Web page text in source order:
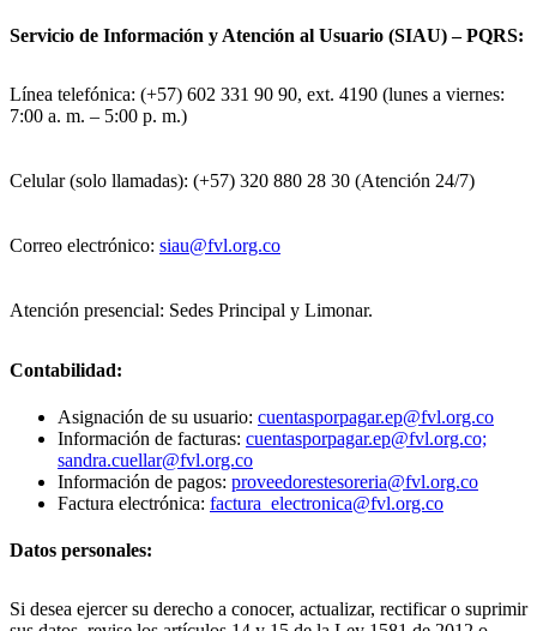
Servicio de Información y Atención al Usuario (SIAU) – PQRS:
Línea telefónica: (+57) 602 331 90 90, ext. 4190 (lunes a viernes:
7:00 a. m. – 5:00 p. m.)
Celular (solo llamadas): (+57) 320 880 28 30 (Atención 24/7)
Correo electrónico: siau@fvl.org.co
Atención presencial: Sedes Principal y Limonar.
Contabilidad:
Asignación de su usuario: cuentasporpagar.ep@fvl.org.co
Información de facturas: cuentasporpagar.ep@fvl.org.co;
sandra.cuellar@fvl.org.co
Información de pagos: proveedorestesoreria@fvl.org.co
Factura electrónica: factura_electronica@fvl.org.co
Datos personales:
Si desea ejercer su derecho a conocer, actualizar, rectificar o suprimir